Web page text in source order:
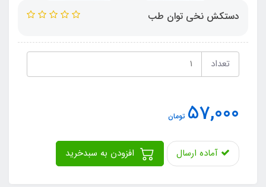
دستکش نخی توان طب
تعداد
57,000 تومان
آماده ارسال